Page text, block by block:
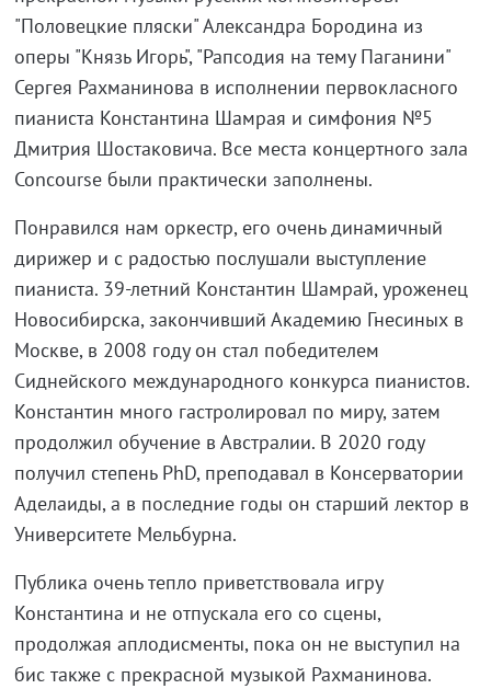
"Половецкие пляски" Александра Бородина из
оперы "Князь Игорь", "Рапсодия на тему Паганини"
Сергея Рахманинова в исполнении первокласного
пианиста Константина Шамрая и симфония №5
Дмитрия Шостаковича. Все места концертного зала
Concourse были практически заполнены.
Понравился нам оркестр, его очень динамичный
дирижер и с радостью послушали выступление
пианиста. 39-летний Константин Шамрай, уроженец
Новосибирска, закончивший Академию Гнесиных в
Москве, в 2008 году он стал победителем
Сиднейского международного конкурса пианистов.
Константин много гастролировал по миру, затем
продолжил обучение в Австралии. В 2020 году
получил степень PhD, преподавал в Консерватории
Аделаиды, а в последние годы он старший лектор в
Университете Мельбурна.
Публика очень тепло приветствовала игру
Константина и не отпускала его со сцены,
продолжая аплодисменты, пока он не выступил на
бис также с прекрасной музыкой Рахманинова.